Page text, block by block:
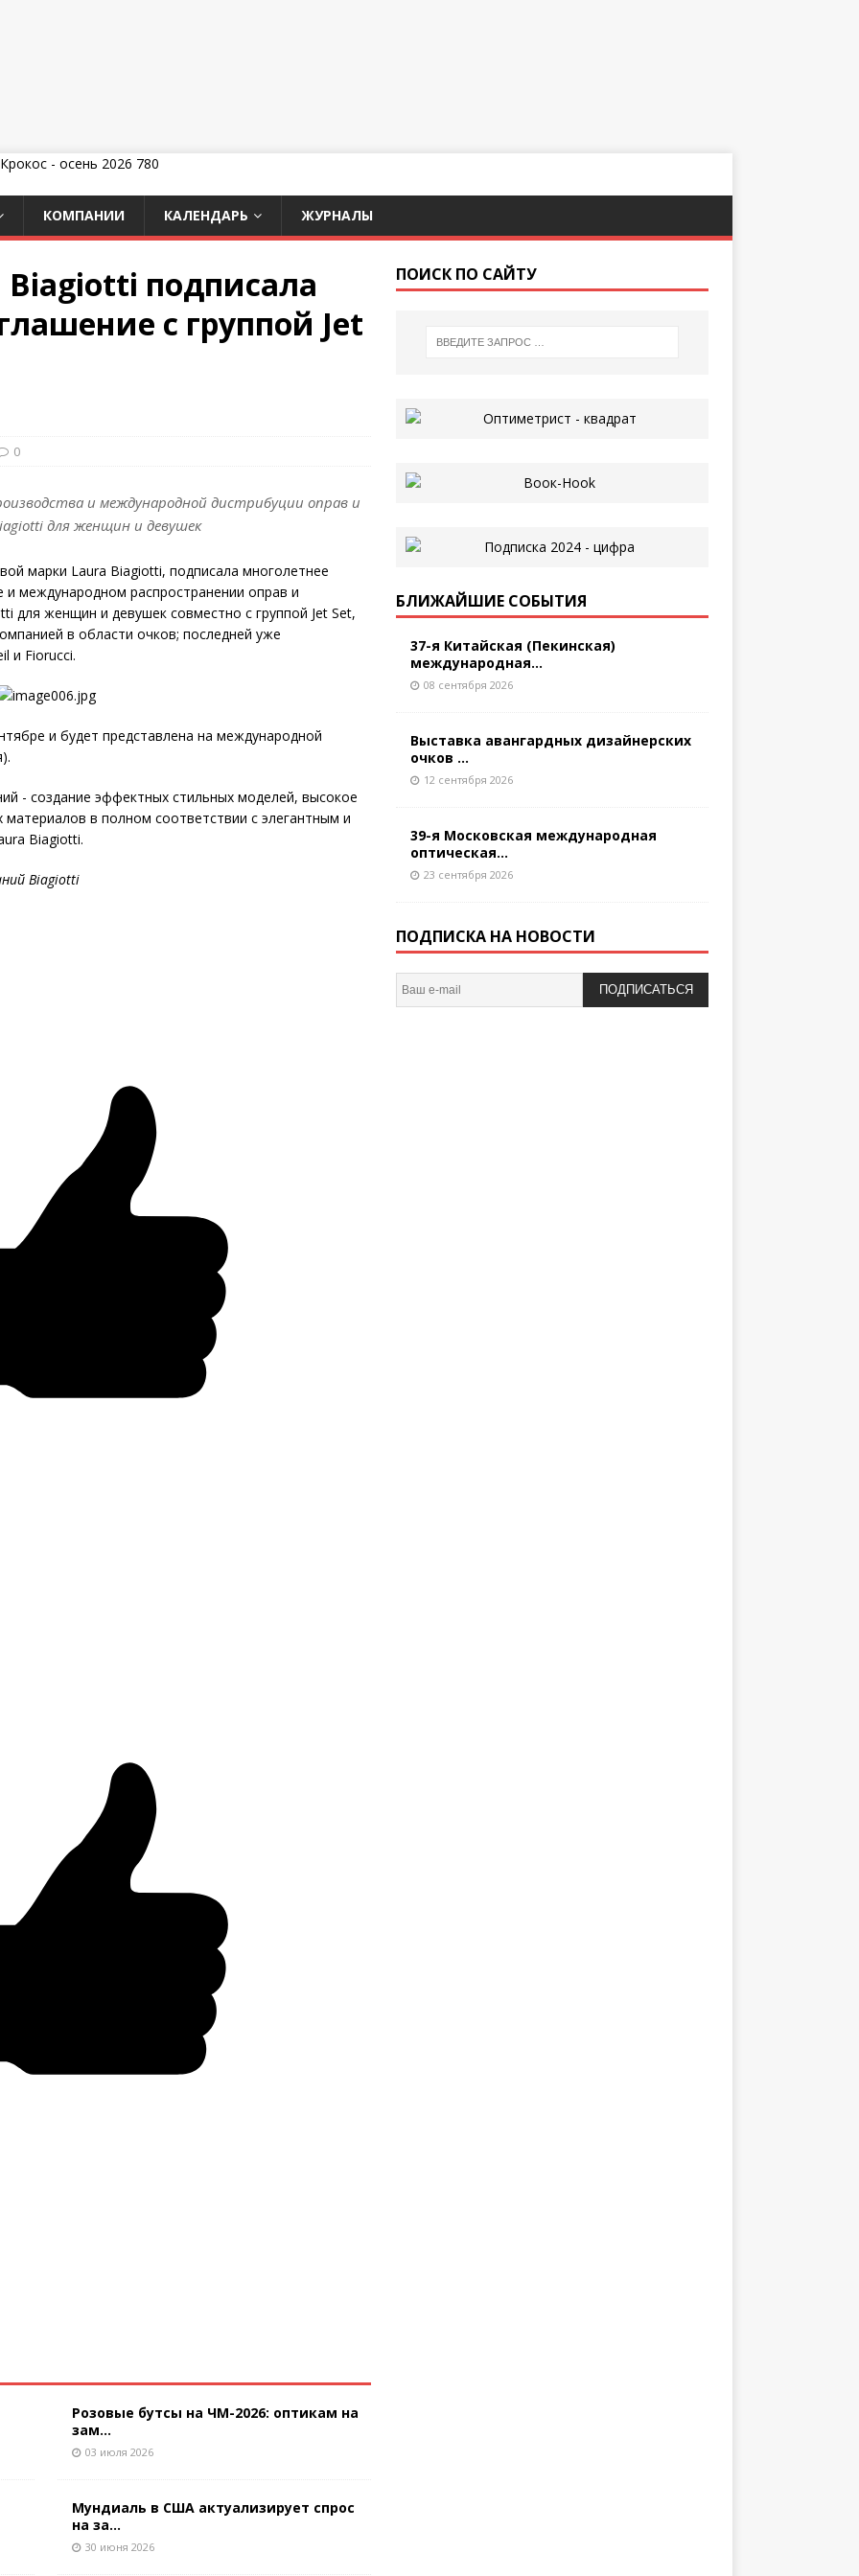
КОМПАНИИ КАЛЕНДАРЬ ЖУРНАЛЫ
подписала
с группой Jet
0
и международной дистрибуции оправ и
для женщин и девушек
марки Laura Biagiotti, подписала многолетнее
международном распространении оправ и
для женщин и девушек совместно с группой Jet Set,
в области очков; последней уже
и Fiorucci.
и будет представлена на международной
- создание эффектных стильных моделей, высокое
в полном соответствии с элегантным и
Biagiotti.
Biagiotti
Розовые бутсы на ЧМ-2026: оптикам на
зам...
03 июля 2026
Мундиаль в США актуализирует спрос
на за...
30 июня 2026
ПОИСК ПО САЙТУ
БЛИЖАЙШИЕ СОБЫТИЯ
37-я Китайская (Пекинская)
международная...
08 сентября 2026
Выставка авангардных дизайнерских
очков ...
12 сентября 2026
39-я Московская международная
оптическая...
23 сентября 2026
ПОДПИСКА НА НОВОСТИ
ПОДПИСАТЬСЯ